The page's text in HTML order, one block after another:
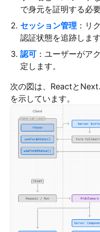
で身元を証明する必
セッション管理 ：リ
認証状態を追跡します
認可 ：ユーザーがア
定します。
次の図は、Reactと
を示しています。